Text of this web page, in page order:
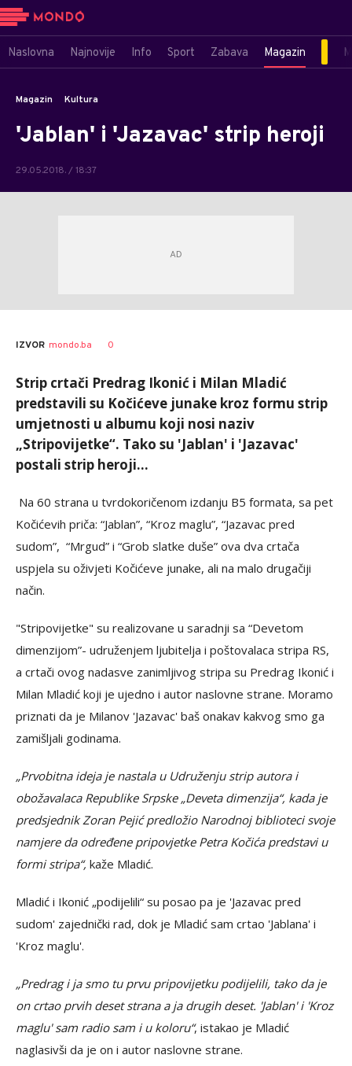
Naslovna Najnovije Info Sport Zabava Magazin
Magazin Kultura
'Jablan' i 'Jazavac' strip heroji
29.05.2018. / 18:37
AUTOR Božić
IZVOR mondo.ba 0
Strip crtači Predrag Ikonić i Milan Mladić
predstavili su Kočićeve junake kroz formu strip
umjetnosti u albumu koji nosi naziv
„Stripovijetke“. Tako su 'Jablan' i 'Jazavac'
postali strip heroji...
Na 60 strana u tvrdokoričenom izdanju B5 formata, sa pet
Kočićevih priča: “Jablan”, “Kroz maglu”, “Jazavac pred
sudom”, “Mrgud” i “Grob slatke duše” ova dva crtača
uspjela su oživjeti Kočićeve junake, ali na malo drugačiji
način.
"Stripovijetke" su realizovane u saradnji sa “Devetom
dimenzijom”- udruženjem ljubitelja i poštovalaca stripa RS,
a crtači ovog nadasve zanimljivog stripa su Predrag Ikonić i
Milan Mladić koji je ujedno i autor naslovne strane. Moramo
priznati da je Milanov 'Jazavac' baš onakav kakvog smo ga
zamišljali godinama.
„Prvobitna ideja je nastala u Udruženju strip autora i
obožavalaca Republike Srpske „Deveta dimenzija“, kada je
predsjednik Zoran Pejić predložio Narodnoj biblioteci svoje
namjere da određene pripovjetke Petra Kočića predstavi u
formi stripa“, kaže Mladić.
Mladić i Ikonić „podijelili“ su posao pa je 'Jazavac pred
sudom' zajednički rad, dok je Mladić sam crtao 'Jablana' i
'Kroz maglu'.
„Predrag i ja smo tu prvu pripovijetku podijelili, tako da je
on crtao prvih deset strana a ja drugih deset. 'Jablan' i 'Kroz
maglu' sam radio sam i u koloru“, istakao je Mladić
naglasivši da je on i autor naslovne strane.